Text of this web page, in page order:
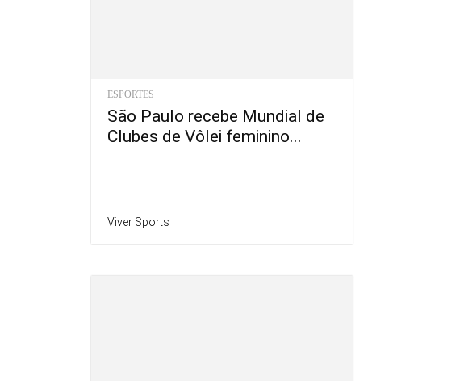
ESPORTES
São Paulo recebe Mundial de
Clubes de Vôlei feminino...
Viver Sports